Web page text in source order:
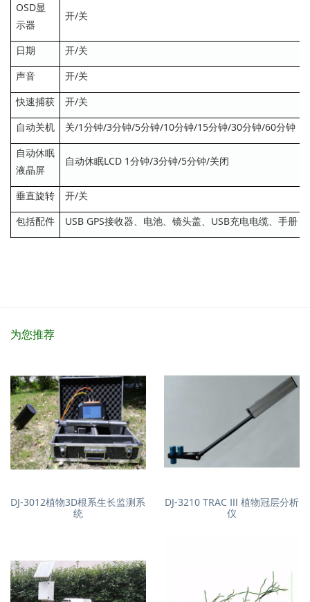
OSD显
示器
开/关
日期
开/关
声音
开/关
快速捕获
开/关
自动关机
关/1分钟/3分钟/5分钟/10分钟/15分钟/30分钟/60分钟
自动休眠
液晶屏
自动休眠LCD 1分钟/3分钟/5分钟/关闭
垂直旋转
开/关
包括配件
USB GPS接收器、电池、镜头盖、USB充电电缆、手册
为您推荐
DJ-3012植物3D根系生长监测系
统
DJ-3210 TRAC Ⅲ 植物冠层分析
仪